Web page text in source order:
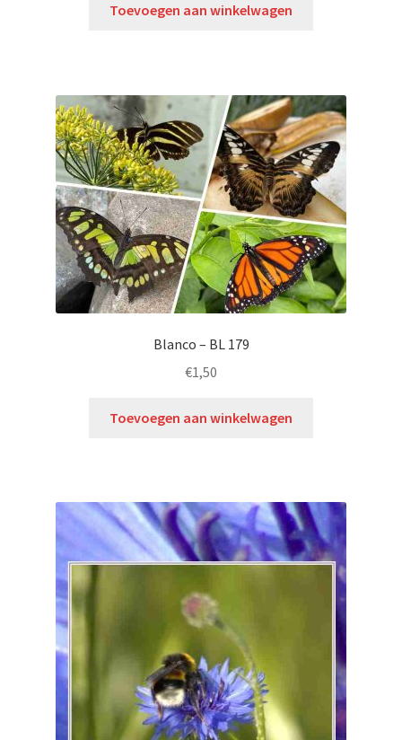
Toevoegen aan winkelwagen
Blanco – BL 179
€1,50
Toevoegen aan winkelwagen